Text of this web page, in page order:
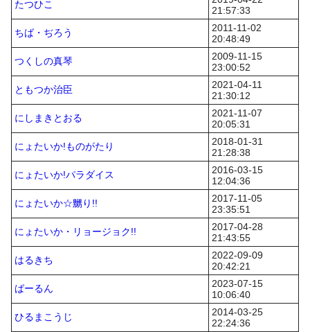
たつひこ
21:57:33
ちば・ぢろう
2011-11-02
20:48:49
つくしの真琴
2009-11-15
23:00:52
ともつか治臣
2021-04-11
21:30:12
にしまきとおる
2021-11-07
20:05:31
にょたいか!ものがたり
2018-01-31
21:28:38
にょたいか!パラダイス
2016-03-15
12:04:36
にょたいか☆嬲り!!
2017-11-05
23:35:51
にょたいか・リョージョク!!
2017-04-28
21:43:55
はるきち
2022-09-09
20:42:21
ばーるん
2023-07-15
10:06:40
ひるまこうじ
2014-03-25
22:24:36